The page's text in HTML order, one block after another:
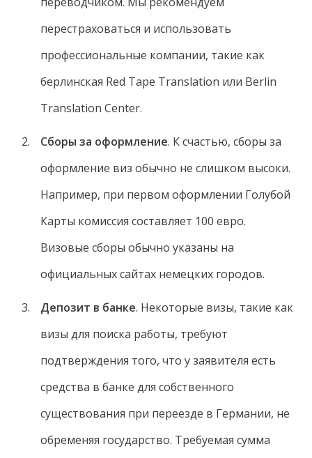
перестраховаться и использовать
профессиональные компании, такие как
берлинская Red Tape Translation или Berlin
Translation Center.
Сборы за оформление. К счастью, сборы за
оформление виз обычно не слишком высоки.
Например, при первом оформлении Голубой
Карты комиссия составляет 100 евро.
Визовые сборы обычно указаны на
официальных сайтах немецких городов.
Депозит в банке. Некоторые визы, такие как
визы для поиска работы, требуют
подтверждения того, что у заявителя есть
средства в банке для собственного
существования при переезде в Германии, не
обременяя государство. Требуемая сумма